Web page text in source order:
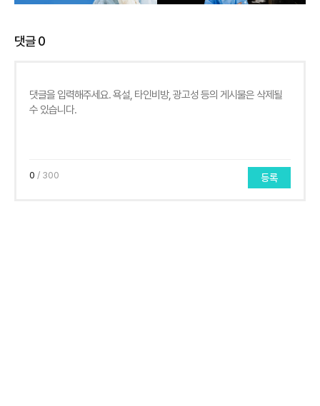
댓글0
0 / 300 등록